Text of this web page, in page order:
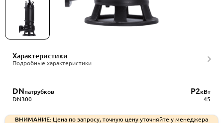
Характеристики
Подробные характеристики
DNпатрубков
DN300
P2кВт
45
ВНИМАНИЕ: Цена по запросу, точную цену уточняйте у менеджера